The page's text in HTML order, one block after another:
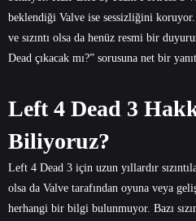
beklendiği Valve ise sessizliğini
ve sızıntı olsa da henüz resmi bir
Dead çıkacak mı?” sorusuna net bir
Left 4 Dead 3
Biliyoruz?
Left 4 Dead 3 için uzun yıllardır
olsa da Valve tarafından oyuna veya
herhangi bir bilgi bulunmuyor. Bazı